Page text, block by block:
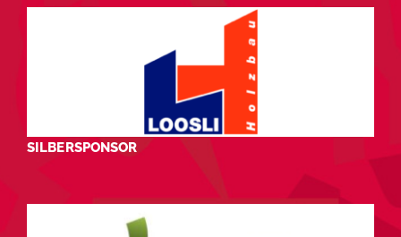
SILBERSPONSOR